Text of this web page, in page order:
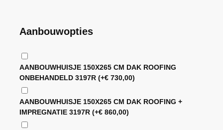
Aanbouwopties
AANBOUWHUISJE 150X265 CM DAK ROOFING
ONBEHANDELD 3197R(+€ 730,00)
AANBOUWHUISJE 150X265 CM DAK ROOFING +
IMPREGNATIE 3197R(+€ 860,00)